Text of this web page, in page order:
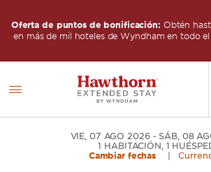
Oferta de puntos de bonificación: Obtén
en más de mil hoteles de Wyndham en todo
VIE, 07 AGO 2026
SÁB, 08
1 HABITACIÓN, 1
Cambiar fechas